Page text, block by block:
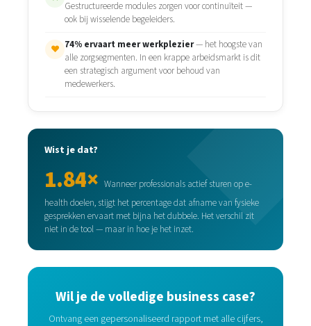
Gestructureerde modules zorgen voor continuïteit —
ook bij wisselende begeleiders.
♥ 74% ervaart meer werkplezier— het hoogste van
alle zorgsegmenten. In een krappe arbeidsmarkt is dit
een strategisch argument voor behoud van
medewerkers.
Wist je dat?
1.84× Wanneer professionals actief sturen op e-
health doelen, stijgt het percentage dat afname van fysieke
gesprekken ervaart met bijna het dubbele. Het verschil zit
niet in de tool — maar in hoe je het inzet.
Wil je de volledige business case?
Ontvang een gepersonaliseerd rapport met alle cijfers,